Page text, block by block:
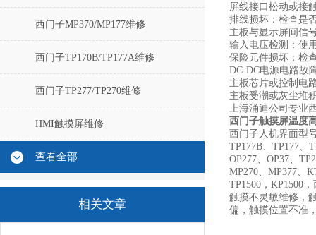
西门子MP370/MP177维修
西门子TP170B/TP177A维修
西门子TP277/TP270维修
HMI触摸屏维修
查看全部
相关文章
屏线接口松动或接
排线损坏‌：检查是
主板与显示屏间信
输入电压检测‌：使
保险元件损坏‌：检
DC-DC电源电路故
主板芯片或控制电
主板受潮或灰尘堆
上海涌迪公司专业
西门子触摸屏温度
西门子人机界面型
TP177B、TP177、
OP277、OP37、
MP270、MP377、
TP1500，KP1500
触摸不灵敏维修，
偏，触摸位置不准